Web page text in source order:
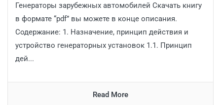
Генераторы зарубежных автомобилей Скачать книгу
в формате “pdf” вы можете в конце описания.
Содержание: 1. Назначение, принцип действия и
устройство генераторных установок 1.1. Принцип
дей...
Read More